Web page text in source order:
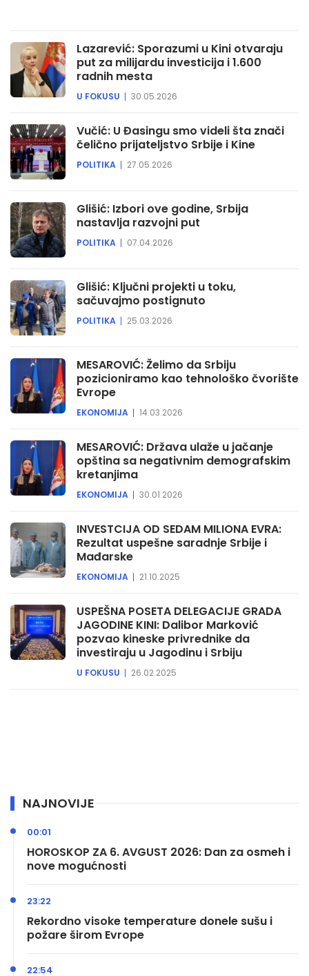
Lazarević: Sporazumi u Kini otvaraju
put za milijardu investicija i 1.600
radnih mesta
U FOKUSU 30.05.2026
Vučić: U Đasingu smo videli šta znači
čelično prijateljstvo Srbije i Kine
POLITIKA 27.05.2026
Glišić: Izbori ove godine, Srbija
nastavlja razvojni put
POLITIKA 07.04.2026
Glišić: Ključni projekti u toku,
sačuvajmo postignuto
POLITIKA 25.03.2026
MESAROVIĆ: Želimo da Srbiju
pozicioniramo kao tehnološko čvorište
Evrope
EKONOMIJA 14.03.2026
MESAROVIĆ: Država ulaže u jačanje
opština sa negativnim demografskim
kretanjima
EKONOMIJA 30.01.2026
INVESTCIJA OD SEDAM MILIONA EVRA:
Rezultat uspešne saradnje Srbije i
Mađarske
EKONOMIJA 21.10.2025
USPEŠNA POSETA DELEGACIJE GRADA
JAGODINE KINI: Dalibor Marković
pozvao kineske privrednike da
investiraju u Jagodinu i Srbiju
U FOKUSU 26.02.2025
NAJNOVIJE
HOROSKOP ZA 6. AVGUST 2026: Dan za osmeh i
nove mogućnosti
00:01
Rekordno visoke temperature donele sušu i
požare širom Evrope
23:22
22:54